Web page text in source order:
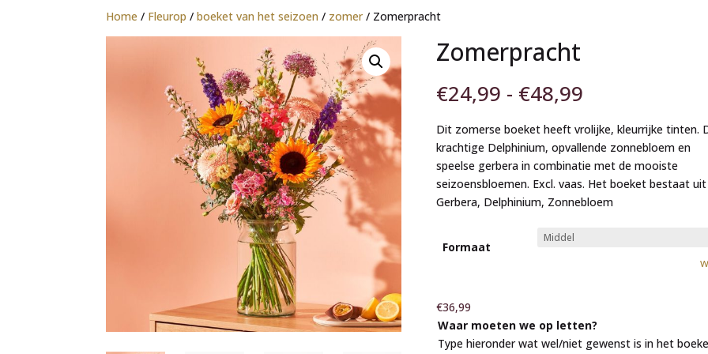
Home / Fleurop /boeket van het seizoen / zomer/ Zomerpracht
Zomerpracht
€24,99 - €48,99Prijsklasse:
tot
€48,99
Dit zomerse boeket heeft vrolijke, kleurrijke tinten.
krachtige Delphinium, opvallende zonnebloem en
speelse gerbera in combinatie met de mooiste
seizoensbloemen. Excl. vaas. Het boeket bestaat uit
Gerbera, Delphinium, Zonnebloem
Formaat
€36,99
Waar moeten we op letten?
Type hieronder wat wel/niet gewenst is in het